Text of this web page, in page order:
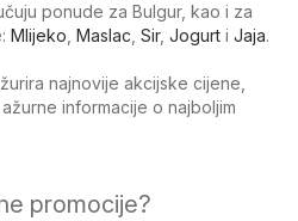
ponude za Bulgur, kao i za
Mlijeko Maslac Sir, Jogurt i Jaja.
najnovije akcijske cijene,
informacije o najboljim
promocije?